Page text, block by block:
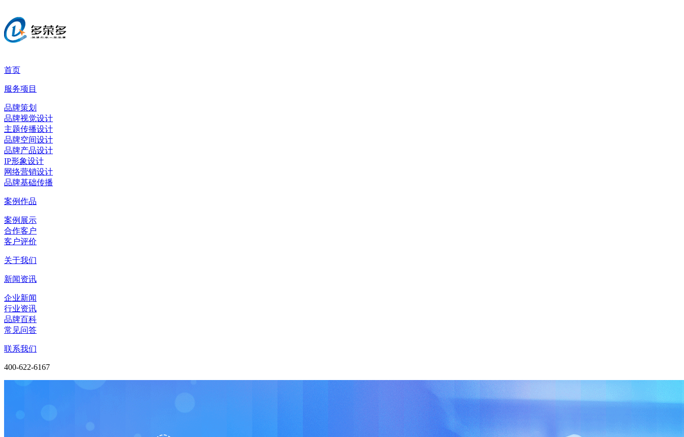
首页
服务项目
品牌策划
品牌视觉设计
主题传播设计
品牌空间设计
品牌产品设计
IP形象设计
网络营销设计
品牌基础传播
案例作品
案例展示
合作客户
客户评价
关于我们
新闻资讯
企业新闻
行业资讯
品牌百科
常见问答
联系我们
400-622-6167